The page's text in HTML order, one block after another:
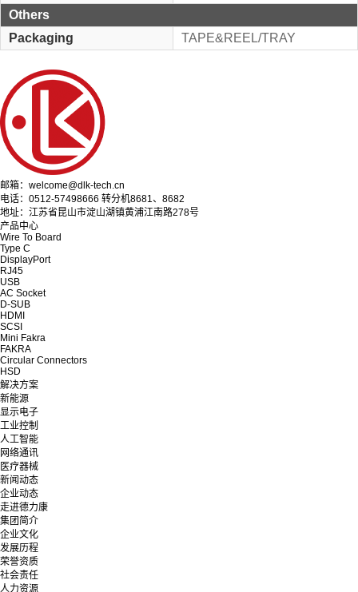
Others
Packaging
TAPE&REEL/TRAY
邮箱：welcome@dlk-tech.cn
电话：0512-57498666 转分机8681、8682
地址：江苏省昆山市淀山湖镇黄浦江南路278号
产品中心
Wire To Board
Type C
DisplayPort
RJ45
USB
AC Socket
D-SUB
HDMI
SCSI
Mini Fakra
FAKRA
Circular Connectors
HSD
解决方案
新能源
显示电子
工业控制
人工智能
网络通讯
医疗器械
新闻动态
企业动态
走进德力康
集团简介
企业文化
发展历程
荣誉资质
社会责任
人力资源